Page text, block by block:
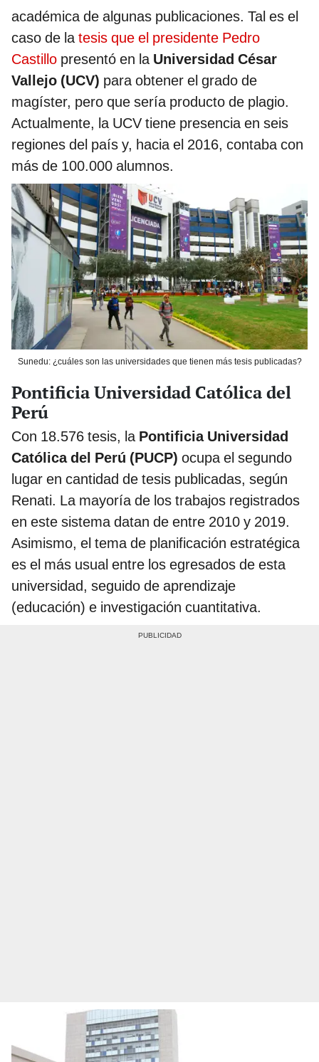
académica de algunas publicaciones. Tal es el
caso de la tesis que el presidente Pedro
Castillo presentó en la Universidad César
Vallejo (UCV) para obtener el grado de
magíster, pero que sería producto de plagio.
Actualmente, la UCV tiene presencia en seis
regiones del país y, hacia el 2016, contaba con
más de 100.000 alumnos.
Sunedu: ¿cuáles son las universidades que tienen más tesis publicadas?
Pontificia Universidad Católica del
Perú
Con 18.576 tesis, la Pontificia Universidad
Católica del Perú (PUCP) ocupa el segundo
lugar en cantidad de tesis publicadas, según
Renati. La mayoría de los trabajos registrados
en este sistema datan de entre 2010 y 2019.
Asimismo, el tema de planificación estratégica
es el más usual entre los egresados de esta
universidad, seguido de aprendizaje
(educación) e investigación cuantitativa.